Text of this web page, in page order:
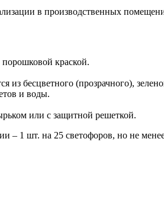
в производственных
краской.
бесцветного (прозрачного),
и воды.
или с защитной решеткой.
– 1 шт. на 25 светофоров, но не